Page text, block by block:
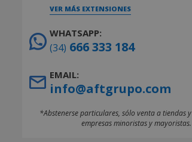
VER MÁS EXTENSIONES
WHATSAPP:
(34) 666 333 184
EMAIL:
info@aftgrupo.com
*Abstenerse particulares, sólo venta a tiendas y
empresas minoristas y mayoristas.